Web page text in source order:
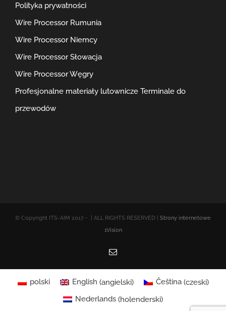
Polityka prywatności
Wire Processor Rumunia
Wire Processor Niemcy
Wire Processor Słowacja
Wire Processor Węgry
Profesjonalne materiały lutownicze Terminale do
przewodów
© Copyright ITS-AIM 2017 - | ALL RIGHTS RESERVED | Strony internetowe
1Vision
Email
polski English (angielski) Čeština(czeski)
Nederlands (holenderski)